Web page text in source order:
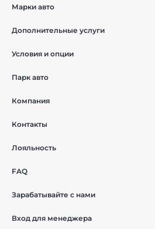
Марки авто
Дополнительные услуги
Условия и опции
Парк авто
Компания
Контакты
Лояльность
FAQ
Зарабатывайте с нами
Вход для менеджера